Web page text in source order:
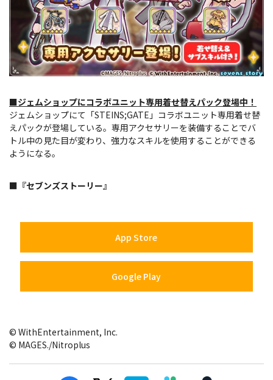
■ジェムショップにコラボユニット専用着せ替えパック登場中！
ジェムショップにて「STEINS;GATE」コラボユニット専用着せ替
えパックが登場している。専用アクセサリーを装備することでバ
トル中の見た目が変わり、強力なスキルを使用することができる
ようになる。
■『セブンズストーリー』
App Store
Google Play
© WithEntertainment, Inc.
© MAGES./Nitroplus